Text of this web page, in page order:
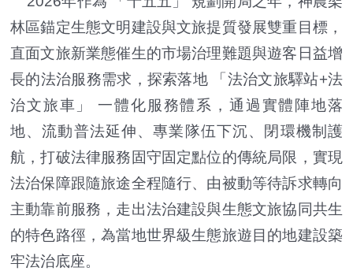
林區錨定生態文明建設與文旅提質發展雙重目標，
直面文旅新業態催生的市場治理難題與遊客日益增
長的法治服務需求，探索落地 「法治文旅驛站+法
治文旅車」 一體化服務體系，通過實體陣地落
地、流動普法延伸、專業隊伍下沉、閉環機制護
航，打破法律服務固守固定點位的傳統局限，實現
法治保障跟隨旅途全程隨行、由被動等待訴求轉向
主動靠前服務，走出法治建設與生態文旅協同共生
的特色路徑，為當地世界級生態旅遊目的地建設築
牢法治底座。